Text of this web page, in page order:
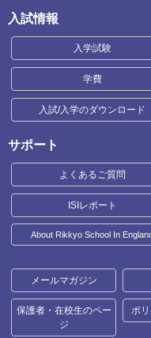
入試情報
入学試験
学費
入試/入学のダウンロード
サポート
よくあるご質問
ISIレポート
About Rikkyo School In
メールマガジン
保護者・在校生のペー
ジ
ポ